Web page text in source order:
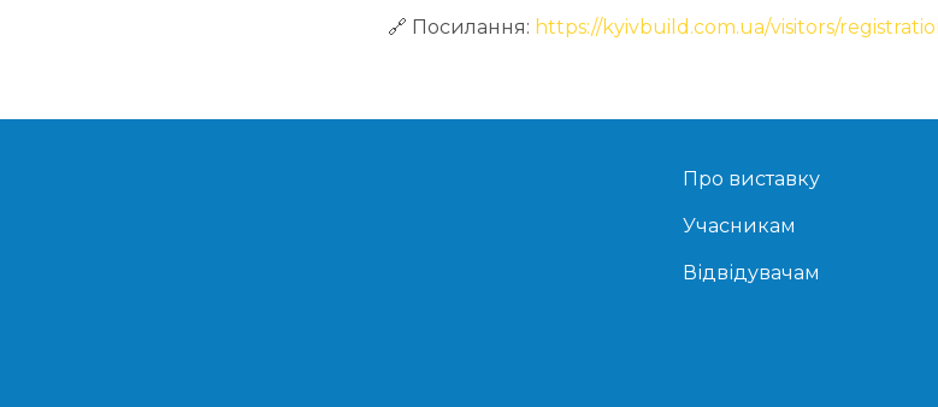
🔗 Посилання: https://kyivbuild.com.ua/visitors/
Про виставку
Учасникам
Відвідувачам